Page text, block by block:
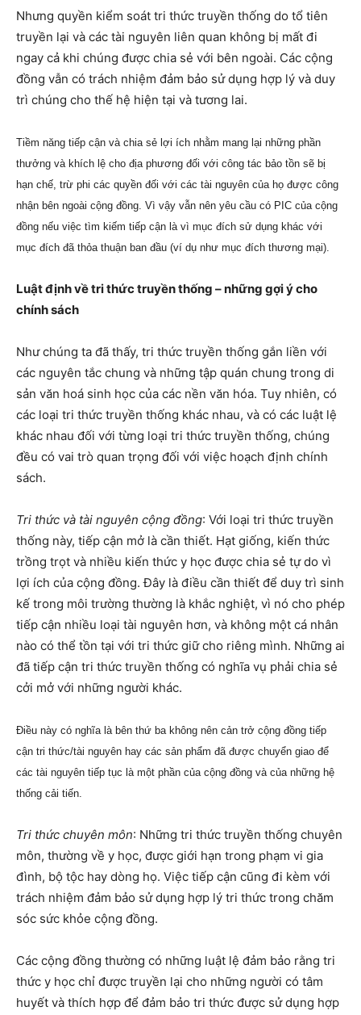
Nhưng quyền kiểm soát tri thức truyền thống do tổ tiên
truyền lại và các tài nguyên liên quan không bị mất đi
ngay cả khi chúng được chia sẻ với bên ngoài. Các cộng
đồng vẫn có trách nhiệm đảm bảo sử dụng hợp lý và duy
trì chúng cho thế hệ hiện tại và tương lai.
Tiềm năng tiếp cận và chia sẻ lợi ích nhằm mang lại những phần
thưởng và khích lệ cho địa phương đối với công tác bảo tồn sẽ bị
hạn chế, trừ phi các quyền đối với các tài nguyên của họ được công
nhận bên ngoài cộng đồng. Vì vậy vẫn nên yêu cầu có PIC của cộng
đồng nếu việc tìm kiếm tiếp cận là vì mục đích sử dụng khác với
mục đích đã thỏa thuận ban đầu (ví dụ như mục đích thương mại).
Luật định về tri thức truyền thống – những gợi ý cho
chính sách
Như chúng ta đã thấy, tri thức truyền thống gắn liền với
các nguyên tắc chung và những tập quán chung trong di
sản văn hoá sinh học của các nền văn hóa. Tuy nhiên, có
các loại tri thức truyền thống khác nhau, và có các luật lệ
khác nhau đối với từng loại tri thức truyền thống, chúng
đều có vai trò quan trọng đối với việc hoạch định chính
sách.
Tri thức và tài nguyên cộng đồng: Với loại tri thức truyền
thống này, tiếp cận mở là cần thiết. Hạt giống, kiến thức
trồng trọt và nhiều kiến thức y học được chia sẻ tự do vì
lợi ích của cộng đồng. Đây là điều cần thiết để duy trì sinh
kế trong môi trường thường là khắc nghiệt, vì nó cho phép
tiếp cận nhiều loại tài nguyên hơn, và không một cá nhân
nào có thể tồn tại với tri thức giữ cho riêng mình. Những ai
đã tiếp cận tri thức truyền thống có nghĩa vụ phải chia sẻ
cởi mở với những người khác.
Điều này có nghĩa là bên thứ ba không nên cản trở cộng đồng tiếp
cận tri thức/tài nguyên hay các sản phẩm đã được chuyển giao để
các tài nguyên tiếp tục là một phần của cộng đồng và của những hệ
thống cải tiến.
Tri thức chuyên môn: Những tri thức truyền thống chuyên
môn, thường về y học, được giới hạn trong phạm vi gia
đình, bộ tộc hay dòng họ. Việc tiếp cận cũng đi kèm với
trách nhiệm đảm bảo sử dụng hợp lý tri thức trong chăm
sóc sức khỏe cộng đồng.
Các cộng đồng thường có những luật lệ đảm bảo rằng tri
thức y học chỉ được truyền lại cho những người có tâm
huyết và thích hợp để đảm bảo tri thức được sử dụng hợp